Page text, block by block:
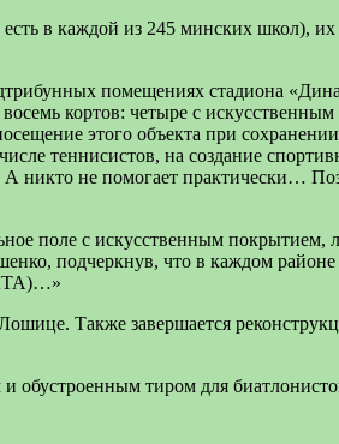
в каждой из 245 минских школ),
помещениях стадиона
восемь кортов: четыре с
этого объекта при
теннисистов, на создание
А никто не помогает практически…
поле с искусственным покрытием,
подчеркнув, что в каждом
Также завершается
тиром для